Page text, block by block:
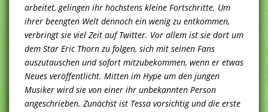
arbeitet, gelingen ihr höchstens kleine Fortschritte. Um
ihrer beengten Welt dennoch ein wenig zu entkommen,
verbringt sie viel Zeit auf Twitter. Vor allem ist sie dort um
dem Star Eric Thorn zu folgen, sich mit seinen Fans
auszutauschen und sofort mitzubekommen, wenn er etwas
Neues veröffentlicht. Mitten im Hype um den jungen
Musiker wird sie von einer ihr unbekannten Person
angeschrieben. Zunächst ist Tessa vorsichtig und die erste